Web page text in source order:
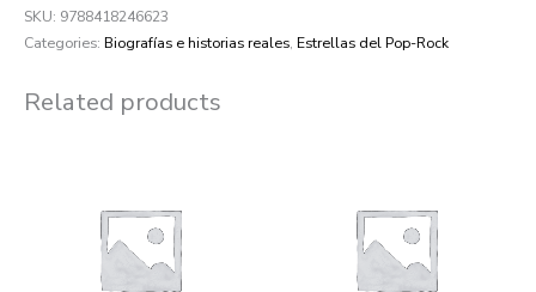
SKU: 9788418246623
Categories: Biografías e historias reales, Estrellas del Pop-Rock
Related products